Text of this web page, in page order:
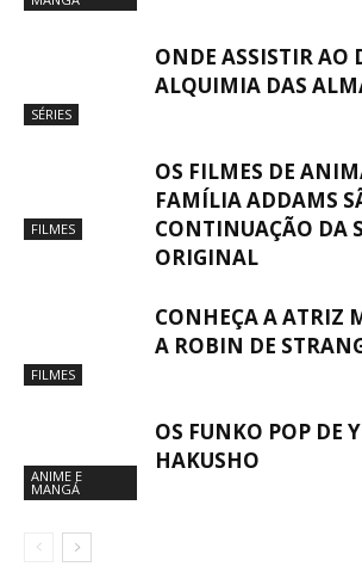
SÉRIES
ONDE ASSISTIR AO
ALQUIMIA DAS
FILMES
OS FILMES DE
FAMÍLIA ADDAMS
CONTINUAÇÃO DA
ORIGINAL
FILMES
CONHEÇA A ATRIZ
A ROBIN DE
ANIME E
MANGÁ
OS FUNKO POP DE
HAKUSHO